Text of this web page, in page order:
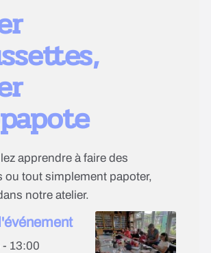
apprendre à faire des
ou tout simplement papoter,
notre atelier.
13:00